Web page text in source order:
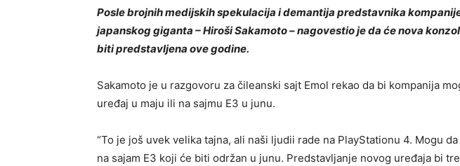
Posle brojnih medijskih spekulacija i demantija predstavnika
japanskog giganta – Hiroši Sakamoto – nagovestio je da će nova
biti predstavljena ove godine.
Sakamoto je u razgovoru za čileanski sajt Emol rekao da bi kompanija
uređaj u maju ili na sajmu E3 u junu.
“To je još uvek velika tajna, ali naši ljudii rade na PlayStationu 4. Mogu
na sajam E3 koji će biti održan u junu. Predstavljanje novog uređaja bi